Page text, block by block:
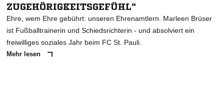
ZUGEHÖRIGKEITSGEFÜHL"
Ehre, wem Ehre gebührt: unseren Ehrenamtlern. Marleen Brüser
ist Fußballtrainerin und Schiedsrichterin - und absolviert ein
freiwilliges soziales Jahr beim FC St. Pauli.
Mehr lesen